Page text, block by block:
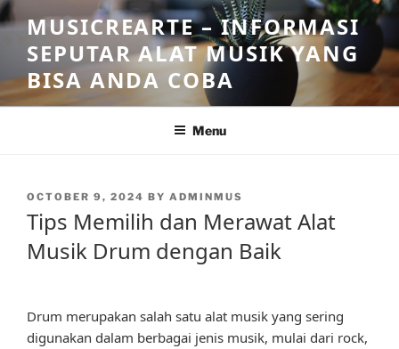
Skip
to
content
MUSICREARTE – INFORMASI
SEPUTAR ALAT MUSIK YANG
BISA ANDA COBA
Menu
POSTED
ON
OCTOBER 9, 2024 BY ADMINMUS
Tips Memilih dan Merawat Alat
Musik Drum dengan Baik
Drum merupakan salah satu alat musik yang sering
digunakan dalam berbagai jenis musik, mulai dari rock,